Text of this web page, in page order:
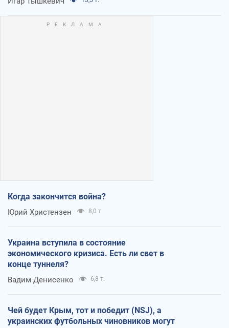
Когда закончится война?
Юрий Христензен 8,0 т.
Украина вступила в состояние
экономического кризиса. Есть ли свет в
конце туннеля?
Вадим Денисенко 6,8 т.
Чей будет Крым, тот и победит (NSJ), а
украинских футбольных чиновников могут